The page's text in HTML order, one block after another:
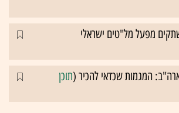
מפעל מל"טים ישראלי
המגמות שכדאי להכיר (תוכן